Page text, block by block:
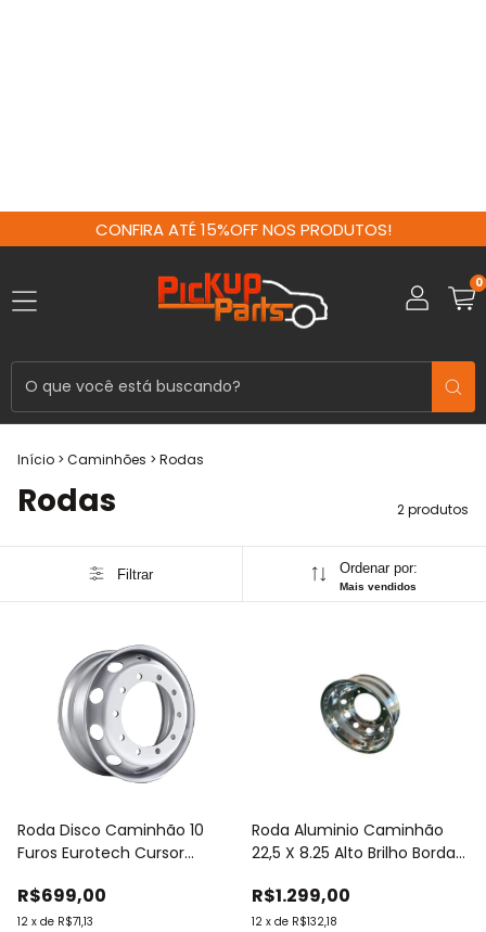
CONFIRA ATÉ 15%OFF NOS PRODUTOS!
0
Início > Caminhões > Rodas
Rodas 2 produtos
Filtrar Ordenar por:
Mais vendidos
Roda Disco Caminhão 10
Furos Eurotech Cursor
R$699,00
12 x de R$71,13
Roda Aluminio Caminhão
22,5 X 8.25 Alto Brilho Borda
R$1.299,00
12 x de R$132,18